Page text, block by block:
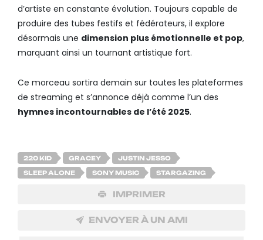
d’artiste en constante évolution. Toujours capable de
produire des tubes festifs et fédérateurs, il explore
désormais une dimension plus émotionnelle et pop,
marquant ainsi un tournant artistique fort.
Ce morceau sortira demain sur toutes les plateformes
de streaming et s’annonce déjà comme l’un des
hymnes incontournables de l’été 2025.
220 KID GRACEY JUSTIN JESSO
SLEEP ALONE SONY MUSIC STARGAZING
IMPRIMER
ENVOYER À UN AMI